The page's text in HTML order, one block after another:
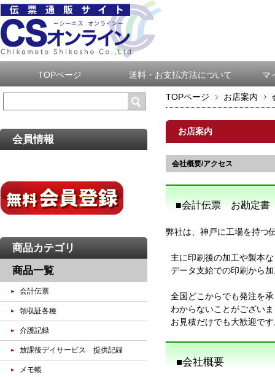
TOPページ 送料・お支払方法について マ
TOPページ お店案内
お店案内
会社概要/アクセス
■会計伝票 お勘定書
弊社は、神戸に工場を持つ
主に印刷後の加工や製本
データ支給での印刷から
全国どこからでも発注を
わからないことがござい
お見積だけでも大歓迎で
■会社概要
会員情報
商品カテゴリ
商品一覧
会計伝票
領収証各種
介護記録
放課後デイサービス 提供記録
メモ帳